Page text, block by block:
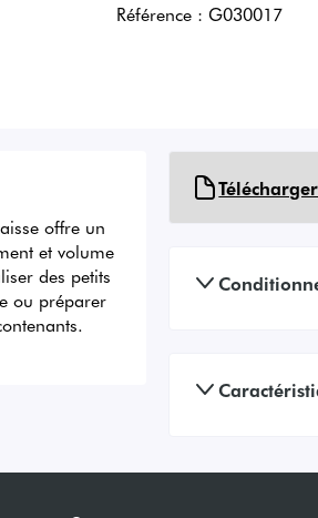
Référence : G030017
offre un
et volume
des petits
ou préparer